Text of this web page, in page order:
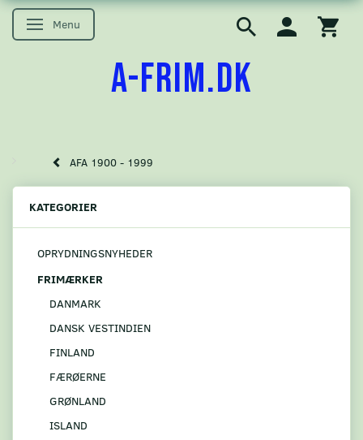
Skifte navigation
Menu
A-FRIM.DK
AFA 1900 - 1999
KATEGORIER
OPRYDNINGSNYHEDER
FRIMÆRKER
DANMARK
DANSK VESTINDIEN
FINLAND
FÆRØERNE
GRØNLAND
ISLAND